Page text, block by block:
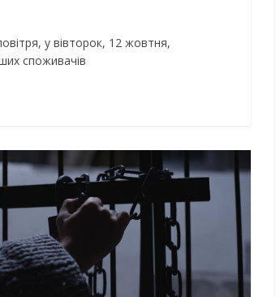
у вівторок, 12 жовтня,
споживачів